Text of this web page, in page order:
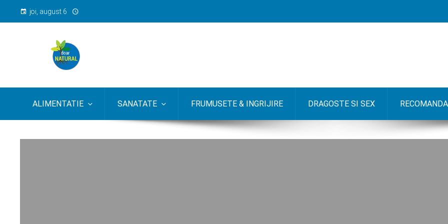
joi, august 6
ALIMENTATIE SANATATE FRUMUSETE & INGRIJIRE DRAGOSTE SI SEX